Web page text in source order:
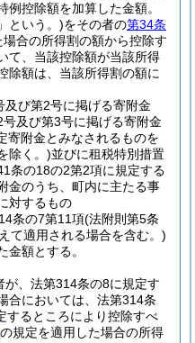
控除額を加算した金額。
という。)をその者の第34条
合の所得割の額から控除す
て、当該控除額が当該所得
除額は、当該所得割の額に
び第2号に掲げる寄附金
及び第3号に掲げる寄附金
寄附金とみなされるものを
除く。)並びに租税特別措置
条の18の2第2項に規定する
金のうち、町内に主たる事
対するもの
条の7第11項(法附則第5条
て適用される場合を含む。)
金額とする。
が、法第314条の8に規定す
合においては、法第314条
するところにより控除すべ
の規定を適用した場合の所得